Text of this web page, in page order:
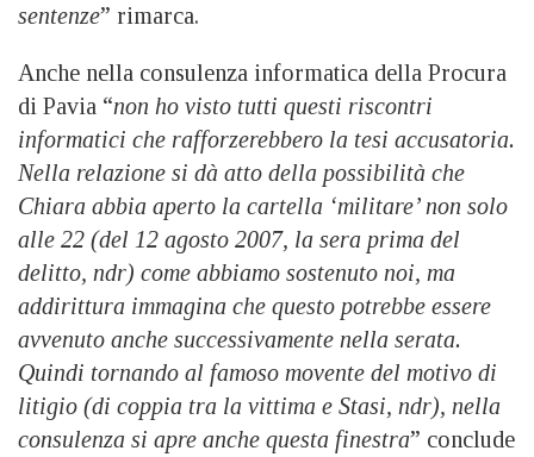
sentenze” rimarca.
Anche nella consulenza informatica della Procura
di Pavia “non ho visto tutti questi riscontri
informatici che rafforzerebbero la tesi accusatoria.
Nella relazione si dà atto della possibilità che
Chiara abbia aperto la cartella ‘militare’ non solo
alle 22 (del 12 agosto 2007, la sera prima del
delitto, ndr) come abbiamo sostenuto noi, ma
addirittura immagina che questo potrebbe essere
avvenuto anche successivamente nella serata.
Quindi tornando al famoso movente del motivo di
litigio (di coppia tra la vittima e Stasi, ndr), nella
consulenza si apre anche questa finestra” conclude